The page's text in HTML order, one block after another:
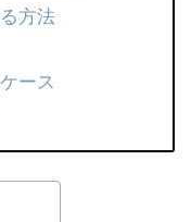
方法
ース